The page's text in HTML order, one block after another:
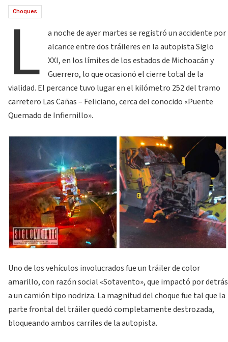
Choques
L
a noche de ayer martes se registró un accidente por
alcance entre dos tráileres en la autopista Siglo
XXI, en los límites de los estados de Michoacán y
Guerrero, lo que ocasionó el cierre total de la
vialidad. El percance tuvo lugar en el kilómetro 252 del tramo
carretero Las Cañas – Feliciano, cerca del conocido «Puente
Quemado de Infiernillo».
Uno de los vehículos involucrados fue un tráiler de color
amarillo, con razón social «Sotavento», que impactó por detrás
a un camión tipo nodriza. La magnitud del choque fue tal que la
parte frontal del tráiler quedó completamente destrozada,
bloqueando ambos carriles de la autopista.